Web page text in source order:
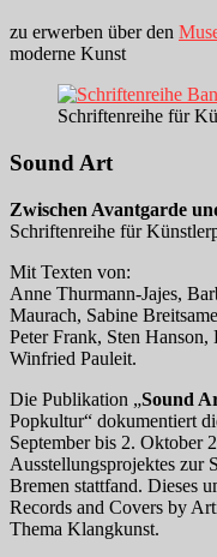
zu erwerben über den
moderne Kunst
Schriftenreihe für
Sound Art
Zwischen Avantgarde
Schriftenreihe für
Mit Texten von:
Anne Thurmann-Jajes,
Maurach, Sabine
Peter Frank, Sten
Winfried Pauleit.
Die Publikation „Sound
Popkultur“ dokumentiert
September bis 2. Oktober
Ausstellungsprojektes zur
Bremen stattfand. Dieses
Records and Covers by
Thema Klangkunst.